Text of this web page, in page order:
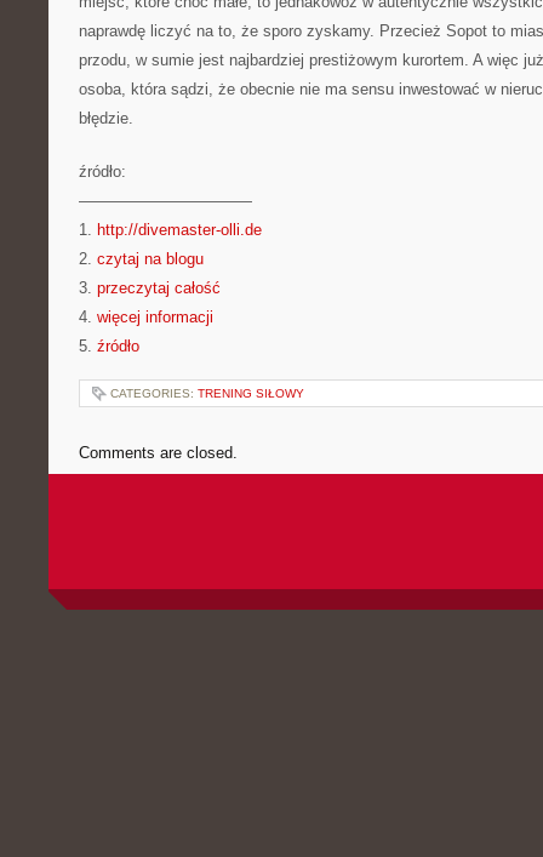
naprawdę liczyć na to, że sporo zyskamy. Przecież Sopot to
przodu, w sumie jest najbardziej prestiżowym kurortem. A więc
osoba, która sądzi, że obecnie nie ma sensu inwestować w
błędzie.
źródło:
———————————
1. http://divemaster-olli.de
2. czytaj na blogu
3. przeczytaj całość
4. więcej informacji
5. źródło
CATEGORIES: TRENING SIŁOWY
Comments are closed.